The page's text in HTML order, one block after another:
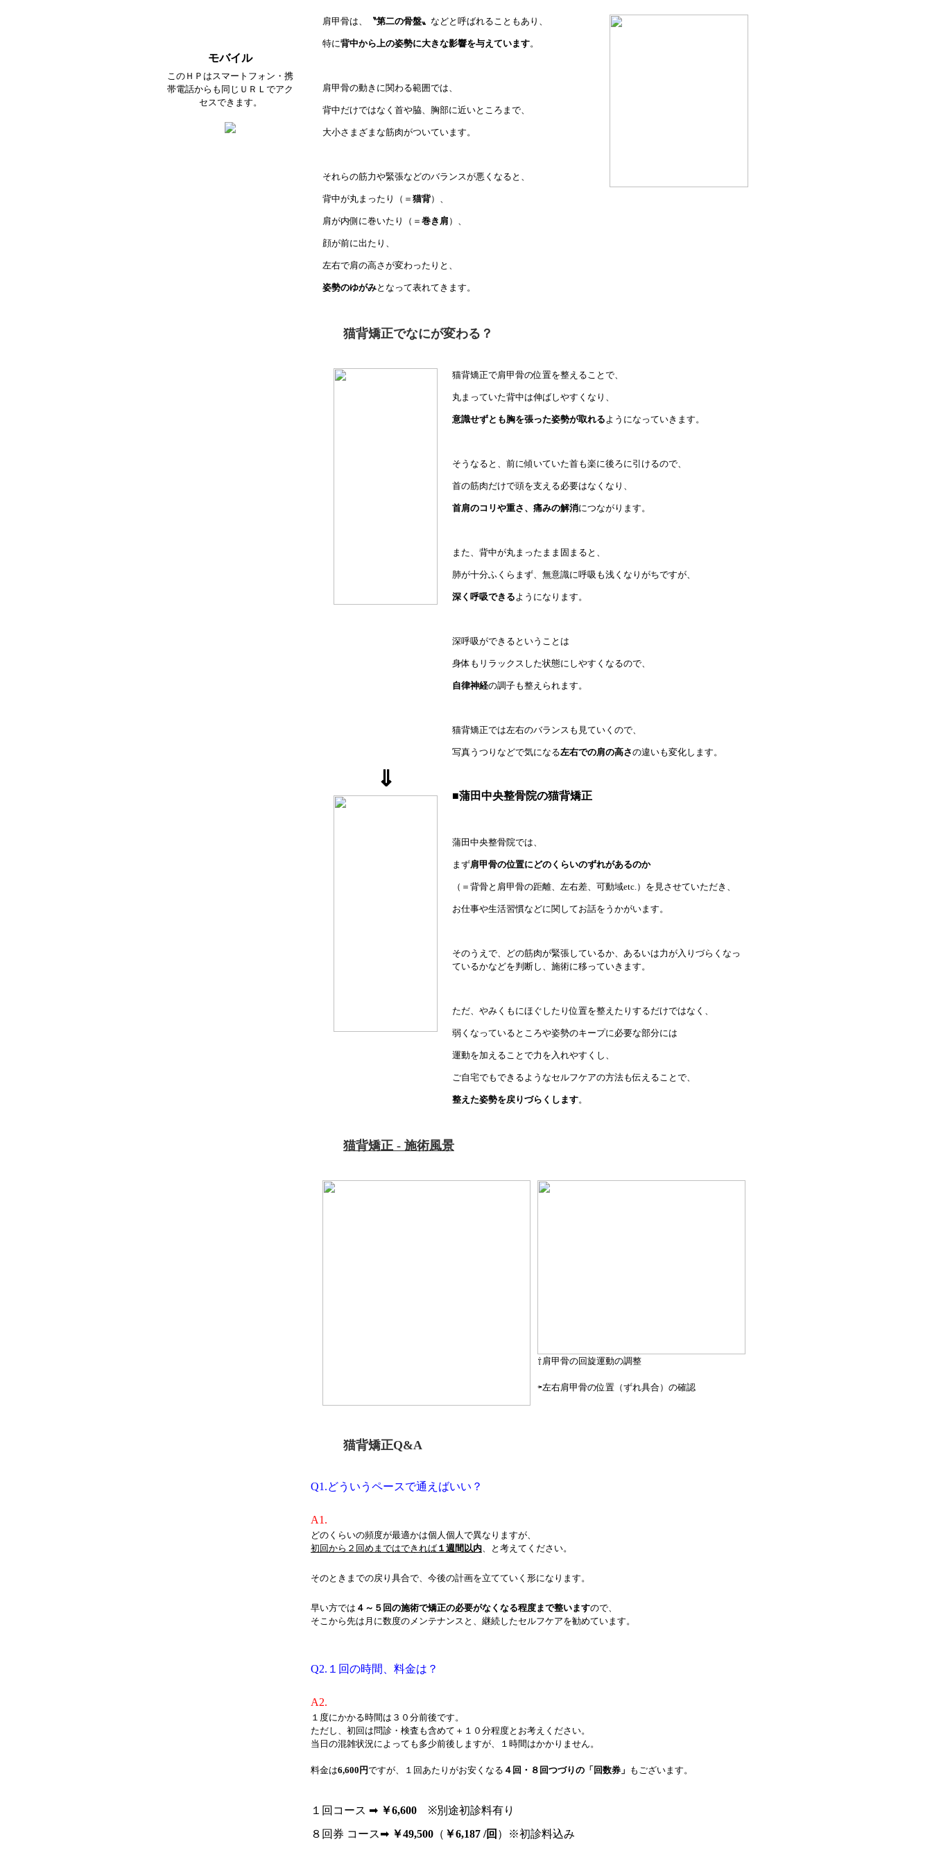
モバイル
このＨＰはスマートフォン・携
帯電話からも同じＵＲＬでアク
セスできます。
肩甲骨は、 〝第二の骨盤〟 などと呼ばれることもあり、
特に背中から上の姿勢に大きな影響を与えています。
肩甲骨の動きに関わる範囲では、
背中だけではなく首や脇、胸部に近いところまで、
大小さまざまな筋肉がついています。
それらの筋力や緊張などのバランスが悪くなると、
背中が丸まったり（＝ 猫背）、
肩が内側に巻いたり（＝ 巻き肩 ）、
顔が前に出たり、
左右で肩の高さが変わったりと、
姿勢のゆがみとなって表れてきます。
猫背矯正でなにが変わる？
猫背矯正で肩甲骨の位置を整えることで、
丸まっていた背中は伸ばしやすくなり、
意識せずとも胸を張った姿勢が取れるようになっていきます。
そうなると、前に傾いていた首も楽に後ろに引けるので、
首の筋肉だけで頭を支える必要はなくなり、
首肩のコリや重さ、痛みの解消につながります。
また、背中が丸まったまま固まると、
肺が十分ふくらまず、無意識に呼吸も浅くなりがちですが、
深く呼吸できるようになります。
深呼吸ができるということは
身体もリラックスした状態にしやすくなるので、
自律神経の調子も整えられます。
猫背矯正では左右のバランスも見ていくので、
写真うつりなどで気になる左右での肩の高さの違いも変化します。
⇓
■蒲田中央整骨院の猫背矯正
蒲田中央整骨院では、
まず肩甲骨の位置にどのくらいのずれがあるのか
（＝背骨と肩甲骨の距離、左右差、可動域etc.）を見させていただき、
お仕事や生活習慣などに関してお話をうかがいます。
そのうえで、どの筋肉が緊張しているか、あるいは力が入りづらくなっ
ているかなどを判断し、施術に移っていきます。
ただ、やみくもにほぐしたり位置を整えたりするだけではなく、
弱くなっているところや姿勢のキープに必要な部分には
運動を加えることで力を入れやすくし、
ご自宅でもできるようなセルフケアの方法も伝えることで、
整えた姿勢を戻りづらくします。
猫背矯正 - 施術風景
⇧肩甲骨の回旋運動の調整
⇦左右肩甲骨の位置（ずれ具合）の確認
猫背矯正Q&A
Q1.どういうペースで通えばいい？
A1.
どのくらいの頻度が最適かは個人個人で異なりますが、
初回から２回めまではできれば １週間以内、と考えてください。
そのときまでの戻り具合で、今後の計画を立てていく形になります。
早い方では ４～５回の施術で矯正の必要がなくなる程度まで整いますので、
そこから先は月に数度のメンテナンスと、継続したセルフケアを勧めています。
Q2.１回の時間、料金は？
A2.
１度にかかる時間は３０分前後です。
ただし、初回は問診・検査も含めて＋１０分程度とお考えください。
当日の混雑状況によっても多少前後しますが、１時間はかかりません。
料金は6,600円ですが、１回あたりがお安くなる ４回・８回つづりの「回数券」 もございます。
１回コース ➡ ￥6,600 ※別途初診料有り
８回券 コース➡ ￥49,500 （ ￥6,187 /回 ）※初診料込み